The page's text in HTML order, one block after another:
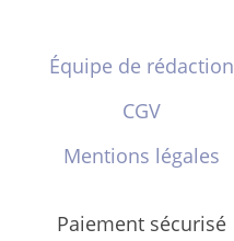
Équipe de rédaction
CGV
Mentions légales
Paiement sécurisé